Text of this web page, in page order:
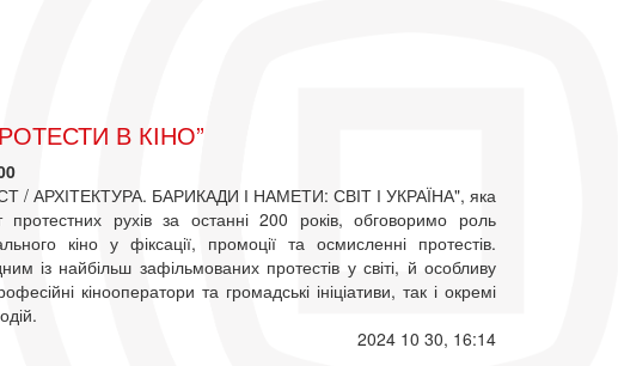
В КІНО”
/ АРХІТЕКТУРА. БАРИКАДИ І НАМЕТИ: СВІТ І УКРАЇНА", яка
протестних рухів за останні 200 років, обговоримо роль
кіно у фіксації, промоції та осмисленні протестів.
із найбільш зафільмованих протестів у світі, й особливу
кінооператори та громадські ініціативи, так і окремі
2024 10 30, 16:14